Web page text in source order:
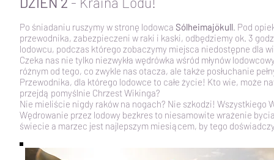
Po śniadaniu ruszymy w stronę lodowca Sólheimajökull. Pod
przewodnika, zabezpieczeni w raki i kaski, odbędziemy ok. 3
lodowcu, podczas którego zobaczymy miejsca niedostępne dla
Czeka nas nie tylko niezwykła wędrówka wśród młynów
różnym od tego, co zwykle nas otacza, ale także posłuchanie
Przewodnika, dla którego lodowce to całe życie! Kto wie, może
przejdą pomyślnie Chrzest Wikinga?​
Nie mieliście nigdy raków na nogach? Nie szkodzi! Wszystkiego
Wędrowanie przez lodowy bezkres to niesamowite wrażenie
świecie a marzec jest najlepszym miesiącem, by tego